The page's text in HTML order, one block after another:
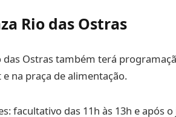
Rio das Ostras
das Ostras também terá
na praça de alimentação.
facultativo das 11h às 13h e após